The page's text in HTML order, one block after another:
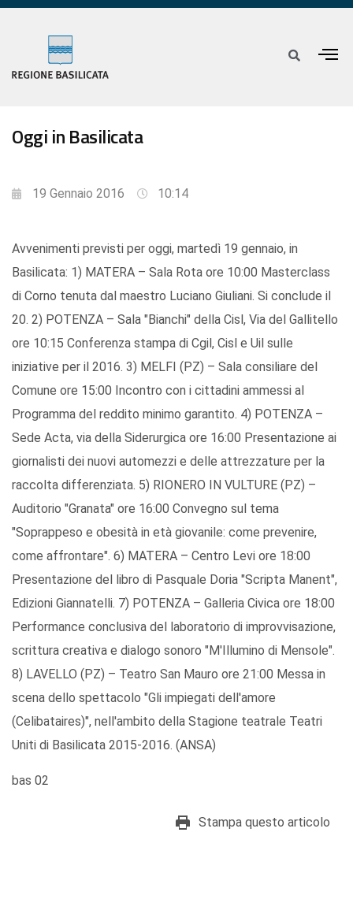
Oggi in Basilicata
19 Gennaio 2016 10:14
Avvenimenti previsti per oggi, martedì 19 gennaio, in
Basilicata: 1) MATERA – Sala Rota ore 10:00 Masterclass
di Corno tenuta dal maestro Luciano Giuliani. Si conclude il
20. 2) POTENZA – Sala "Bianchi" della Cisl, Via del Gallitello
ore 10:15 Conferenza stampa di Cgil, Cisl e Uil sulle
iniziative per il 2016. 3) MELFI (PZ) – Sala consiliare del
Comune ore 15:00 Incontro con i cittadini ammessi al
Programma del reddito minimo garantito. 4) POTENZA –
Sede Acta, via della Siderurgica ore 16:00 Presentazione ai
giornalisti dei nuovi automezzi e delle attrezzature per la
raccolta differenziata. 5) RIONERO IN VULTURE (PZ) –
Auditorio "Granata" ore 16:00 Convegno sul tema
"Soprappeso e obesità in età giovanile: come prevenire,
come affrontare". 6) MATERA – Centro Levi ore 18:00
Presentazione del libro di Pasquale Doria "Scripta Manent",
Edizioni Giannatelli. 7) POTENZA – Galleria Civica ore 18:00
Performance conclusiva del laboratorio di improvvisazione,
scrittura creativa e dialogo sonoro "M'Illumino di Mensole".
8) LAVELLO (PZ) – Teatro San Mauro ore 21:00 Messa in
scena dello spettacolo "Gli impiegati dell'amore
(Celibataires)", nell'ambito della Stagione teatrale Teatri
Uniti di Basilicata 2015-2016. (ANSA)
bas 02
Stampa questo articolo